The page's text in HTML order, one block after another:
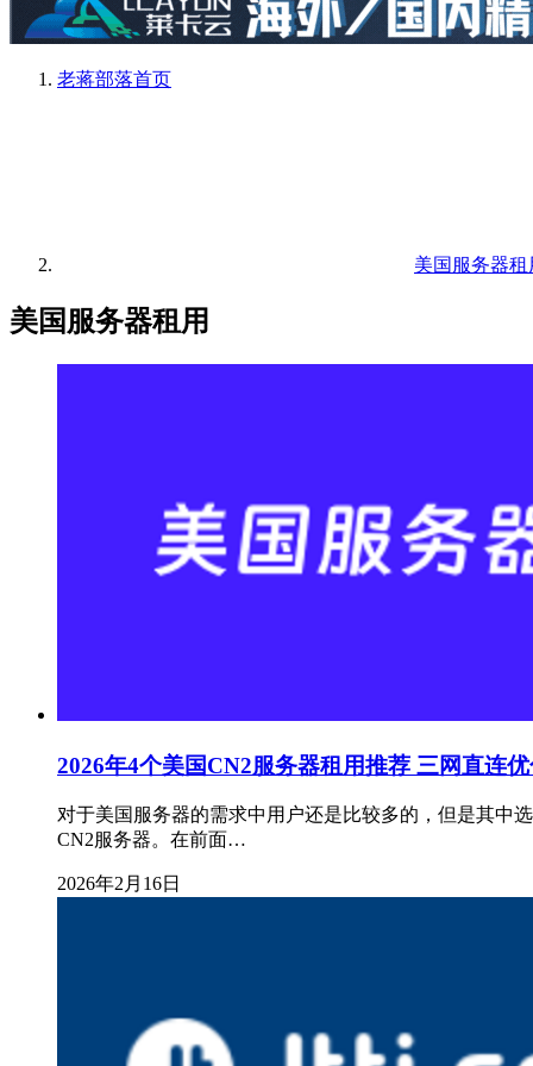
老蒋部落首页
美国服务器租
美国服务器租用
2026年4个美国CN2服务器租用推荐 三网直连
对于美国服务器的需求中用户还是比较多的，但是其中
CN2服务器。在前面…
2026年2月16日